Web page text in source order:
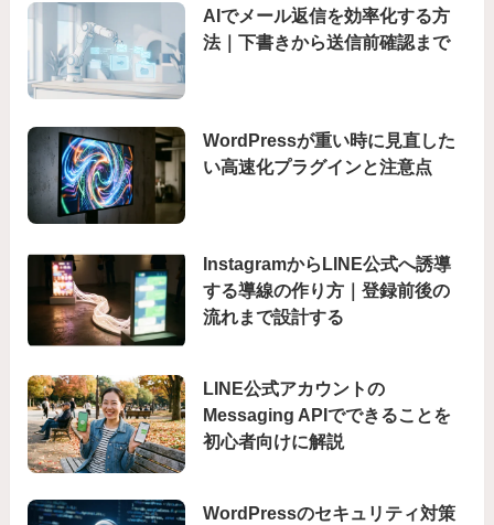
AIでメール返信を効率化する方
法｜下書きから送信前確認まで
WordPressが重い時に見直した
い高速化プラグインと注意点
InstagramからLINE公式へ誘導
する導線の作り方｜登録前後の
流れまで設計する
LINE公式アカウントの
Messaging APIでできることを
初心者向けに解説
WordPressのセキュリティ対策